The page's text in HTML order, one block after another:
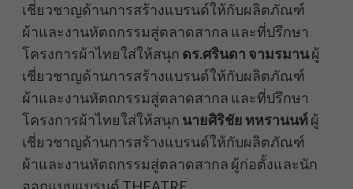
เชี่ยวชาญด้านการสร้างแบรนด์ให้กับผลิตภัณฑ์
ผ้าและงานหัตถกรรมสู่ตลาดสากล และที่ปรึกษา
โครงการผ้าไทยใส่ให้สนุก ดร.ศรินดา จามรมานผู้
เชี่ยวชาญด้านการสร้างแบรนด์ให้กับผลิตภัณฑ์
ผ้าและงานหัตถกรรมสู่ตลาดสากล และที่ปรึกษา
โครงการผ้าไทยใส่ให้สนุก นายศิริชัย ทหรานนท์ผู้
เชี่ยวชาญด้านการสร้างแบรนด์ให้กับผลิตภัณฑ์
ผ้าและงานหัตถกรรมสู่ตลาดสากล ผู้ก่อตั้งและนัก